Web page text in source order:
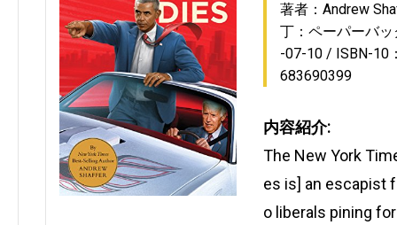
著者：Andrew
丁：ペーパーバ
-07-10
ISBN-10
683690399
内容紹介:
The New York
es is] an escapist
o liberals pining